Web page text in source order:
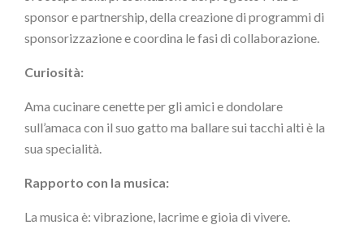
sponsor e partnership, della creazione di programmi di
sponsorizzazione e coordina le fasi di collaborazione.
Curiosità:
Ama cucinare cenette per gli amici e dondolare
sull’amaca con il suo gatto ma ballare sui tacchi alti è la
sua specialità.
Rapporto con la musica:
La musica è: vibrazione, lacrime e gioia di vivere.